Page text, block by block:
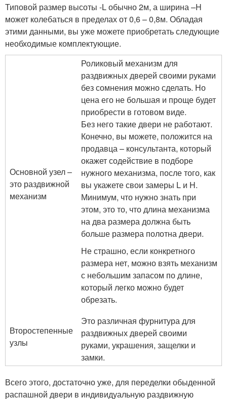
Типовой размер высоты -L обычно 2м, а ширина –H
может колебаться в пределах от 0,6 – 0,8м. Обладая
этими данными, вы уже можете приобретать следующие
необходимые комплектующие.
Основной узел –
это раздвижной
механизм
Роликовый механизм для
раздвижных дверей своими руками
без сомнения можно сделать. Но
цена его не большая и проще будет
приобрести в готовом виде.
Без него такие двери не работают.
Конечно, вы можете, положится на
продавца – консультанта, который
окажет содействие в подборе
нужного механизма, после того, как
вы укажете свои замеры L и H.
Минимум, что нужно знать при
этом, это то, что длина механизма
на два размера должна быть
больше размера полотна двери.
Не страшно, если конкретного
размера нет, можно взять механизм
с небольшим запасом по длине,
который легко можно будет
обрезать.
Второстепенные
узлы
Это различная фурнитура для
раздвижных дверей своими
руками, украшения, защелки и
замки.
Всего этого, достаточно уже, для переделки обыденной
распашной двери в индивидуальную раздвижную